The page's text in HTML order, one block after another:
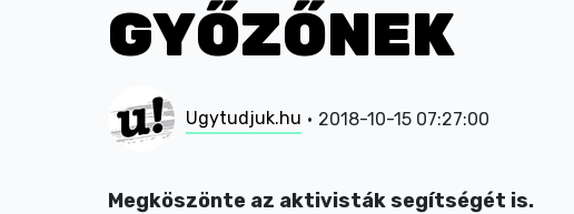
GYŐZŐNEK
Ugytudjuk.hu 2018-10-15 07:27:00
Megköszönte az aktivisták segítségét is.